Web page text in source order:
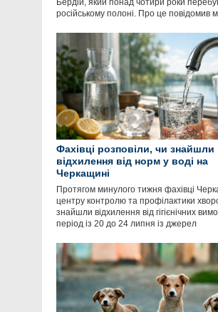
Бердій, який понад чотири роки
російському полоні. Про це повідомив
Фахівці розповіли, чи знайшли
відхилення від норм у воді на
Черкащині
Протягом минулого тижня фахівці
центру контролю та профілактики
знайшли відхилення від гігієнічних
період із 20 до 24 липня із джерел